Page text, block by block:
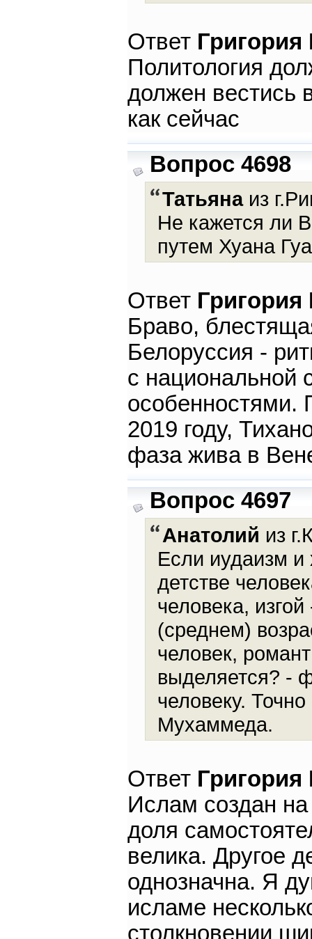
Ответ
Политология
должен вестись
как сейчас
Вопрос 4698
Татьянаиз
Не кажется ли
путем Хуана
Ответ
Браво,
Белоруссия -
с национальной
особенностями.
2019 году,
фаза жива в
Вопрос 4697
Анатолий из
Если иудаизм и
детстве
человека,
(среднем)
человек,
выделяется? -
человеку.
Мухаммеда.
Ответ
Ислам создан на
доля
велика. Другое
однозначна. Я
исламе
столкновении